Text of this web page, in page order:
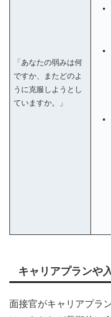
「あなたの弱みは何
ですか、またどのよ
うに克服しようとし
ていますか。」
キャリアプランや
面接官がキャリアプラ